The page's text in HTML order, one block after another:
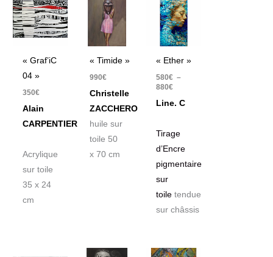
« Graf’iC
04 »
350€
Alain
CARPENTIER
Acrylique
sur toile
35 x 24
cm
« Timide »
990€
Christelle
ZACCHERO
huile sur
toile 50
x 70 cm
« Ether »
580€ –
880€
de
prix :
580€
à
880€
Line. C
Tirage
d’Encre
pigmentaire
sur
toile tendue
sur châssis